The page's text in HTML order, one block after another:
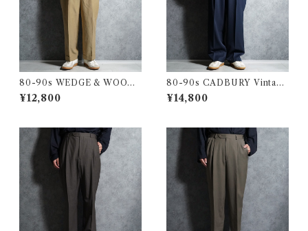
80-90s WEDGE & WOOD
Vintage Slacks Wool Trous
ers Made in USA ウェッジ&
製 103
¥12,800
80-90s CADBURY Vintage
Slacks Wool Trousers Mad
e in USA キャドバリー ヴィ
¥14,800